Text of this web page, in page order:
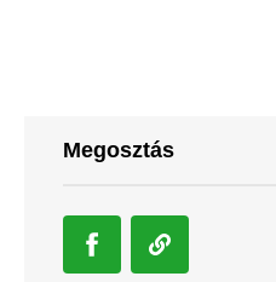
Megosztás